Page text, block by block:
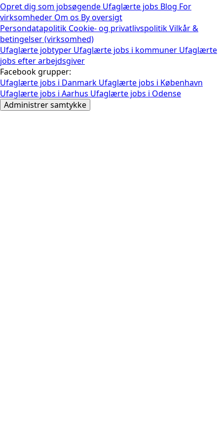
Opret dig som jobsøgende Ufaglærte jobs Blog For
virksomheder Om os By oversigt
Persondatapolitik Cookie- og privatlivspolitikVilkår &
betingelser (virksomhed)
Ufaglærte jobtyper Ufaglærte jobs i kommuner Ufaglærte
jobs efter arbejdsgiver
Facebook grupper:
Ufaglærte jobs i Danmark Ufaglærte jobs i København
Ufaglærte jobs i Aarhus Ufaglærte jobs i Odense
Administrer samtykke